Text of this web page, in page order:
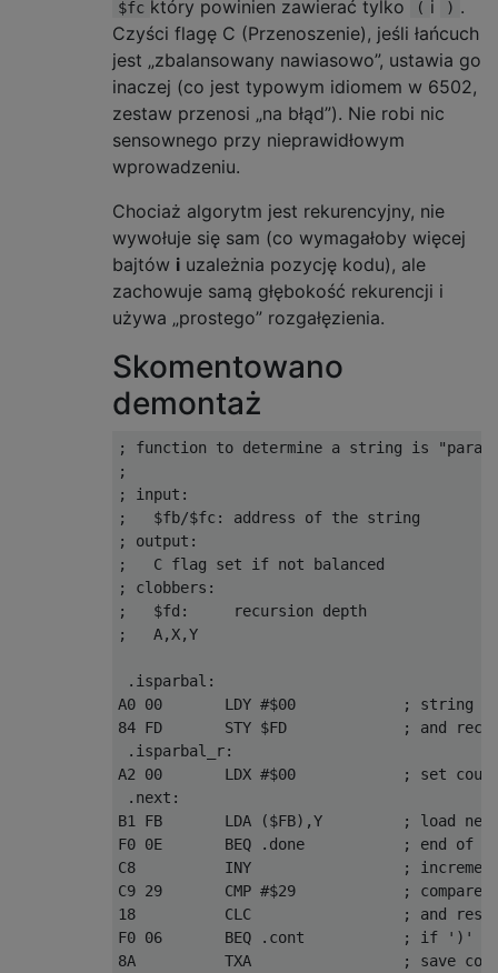
$fc który powinien zawierać tylko ( i ) .
Czyści flagę C (Przenoszenie), jeśli łańcuch
jest „zbalansowany nawiasowo”, ustawia go
inaczej (co jest typowym idiomem w 6502,
zestaw przenosi „na błąd”). Nie robi nic
sensownego przy nieprawidłowym
wprowadzeniu.
Chociaż algorytm jest rekurencyjny, nie
wywołuje się sam (co wymagałoby więcej
bajtów i uzależnia pozycję kodu), ale
zachowuje samą głębokość rekurencji i
używa „prostego” rozgałęzienia.
Skomentowano
demontaż
; function to determine a string is
;
; input:
;   $fb/$fc: address of the string
; output:
;   C flag set if not balanced
; clobbers:
;   $fd:     recursion depth
;   A,X,Y
.isparbal:
A0 00       LDY #$00            ; string
84 FD       STY $FD             ; and
.isparbal_r:
A2 00       LDX #$00            ; set
.next:
B1 FB       LDA ($FB),Y         ; load
F0 0E       BEQ .done           ; end of
C8          INY                 ; increment
C9 29       CMP #$29            ;
18          CLC                 ; and reset
F0 06       BEQ .cont           ; if ')' do
8A          TXA                 ; save